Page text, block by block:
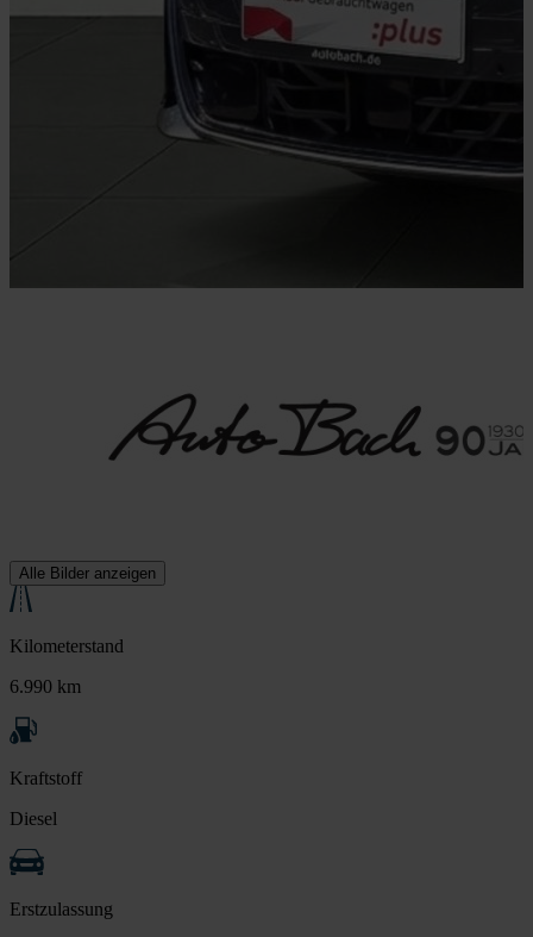
Alle Bilder anzeigen
Kilometerstand
6.990 km
Kraftstoff
Diesel
Erstzulassung